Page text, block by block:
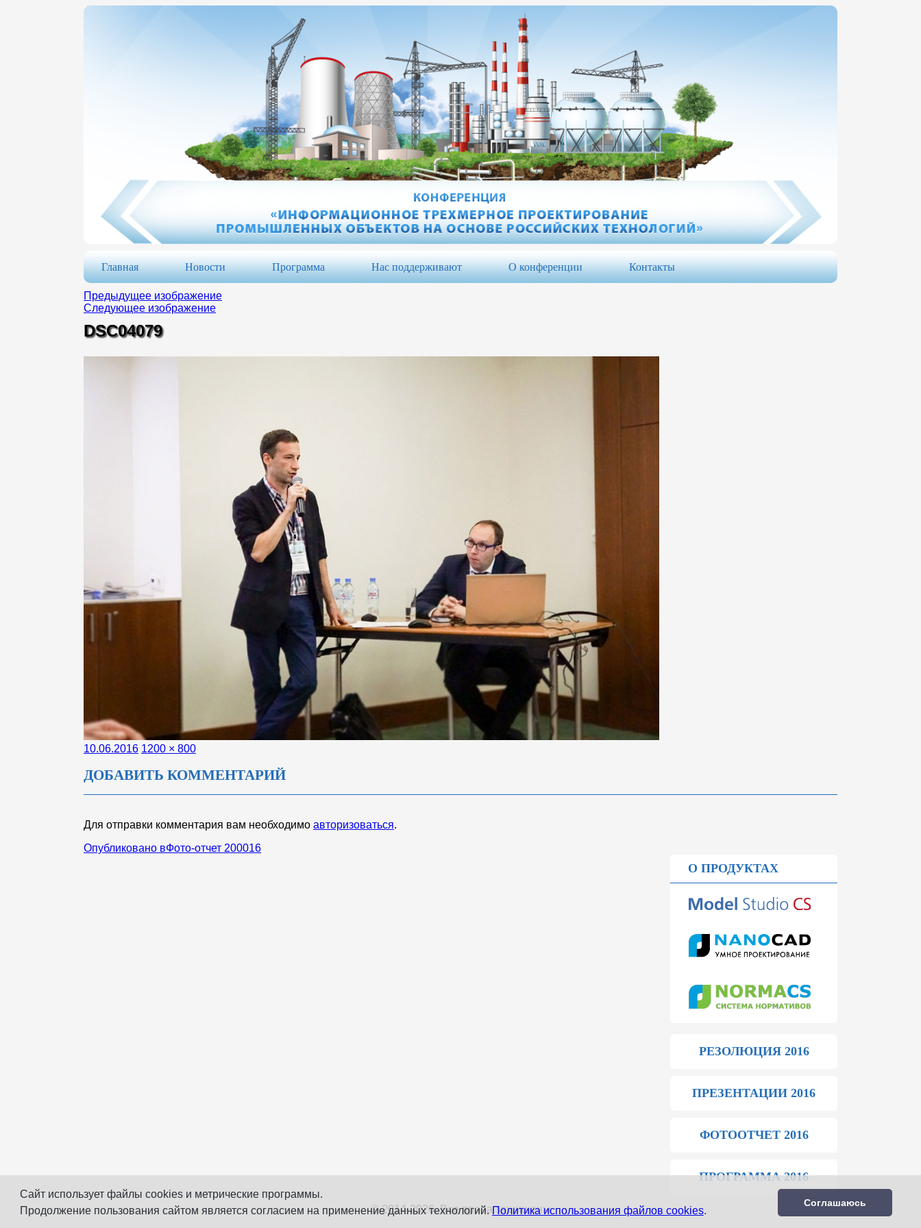
Сайт использует файлы cookies и метрические программы.
Продолжение пользования сайтом является согласием на применение данных технологий.Политика использования файлов cookies.
Соглашаюсь
Главная Новости Программа Нас поддерживают О конференции Контакты
Предыдущее изображение
Следующее изображение
DSC04079
Опубликовано
10.06.2016 Полный
1200 × 800
ДОБАВИТЬ КОММЕНТАРИЙ
Для отправки комментария вам необходимо авторизоваться.
НАВИГАЦИЯ
Опубликовано вФото-отчет 200016
О ПРОДУКТАХ
РЕЗОЛЮЦИЯ 2016
ПРЕЗЕНТАЦИИ 2016
ФОТООТЧЕТ 2016
ПРОГРАММА 2016
© 2014-2026. Все права защищены